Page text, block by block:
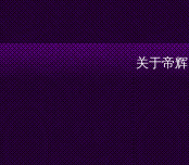
关于帝辉